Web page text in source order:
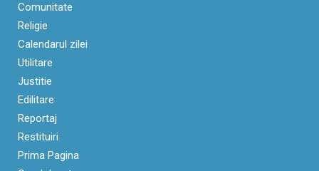
Comunitate
Religie
Calendarul zilei
Utilitare
Justitie
Edilitare
Reportaj
Restituiri
Prima Pagina